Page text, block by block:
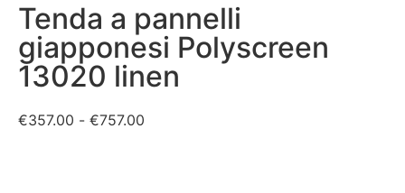
Tenda a pannelli
giapponesi Polyscreen
13020 linen
€357.00 - €757.00